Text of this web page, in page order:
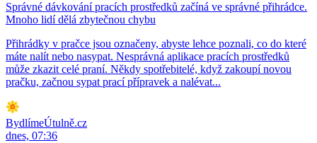
Správné dávkování pracích prostředků začíná ve správné přihrádce.
Mnoho lidí dělá zbytečnou chybu
Přihrádky v pračce jsou označeny, abyste lehce poznali, co do které
máte nalít nebo nasypat. Nesprávná aplikace pracích prostředků
může zkazit celé praní. Někdy spotřebitelé, když zakoupí novou
pračku, začnou sypat prací přípravek a nalévat...
BydlímeÚtulně.cz
dnes, 07:36